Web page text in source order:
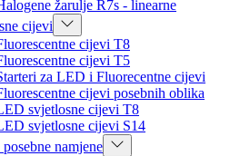
žarulje R7s - linearne
cijevi
cijevi T8
cijevi T5
za LED i Fluorecentne cijevi
cijevi posebnih oblika
svjetlosne cijevi T8
svjetlosne cijevi S14
namjene